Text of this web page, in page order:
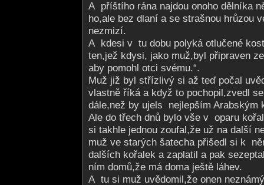
A příštího rána najdou onoho dělníka
ho,ale bez dlaní a se strašnou hrůzou
nezmizí.
A kdesi v tu dobu polyká otlučené
ten,jež kdysi, jako muž,byl připraven
aby pomohl otci svému.“.
Muž již byl střízlivý si až teď počal
vlastně říká a když to pochopil,zvedl
dále,než by ujels nejlepším Arabským
Ale do třech dnů bylo vše v oparu
si takhle jednou zoufal,že už na další
muž ve starých šatecha přišedl si k
dalších kořalek a zaplatil a pak
ním domů,že má doma ještě láhev.
A tu si muž uvědomil,že onen